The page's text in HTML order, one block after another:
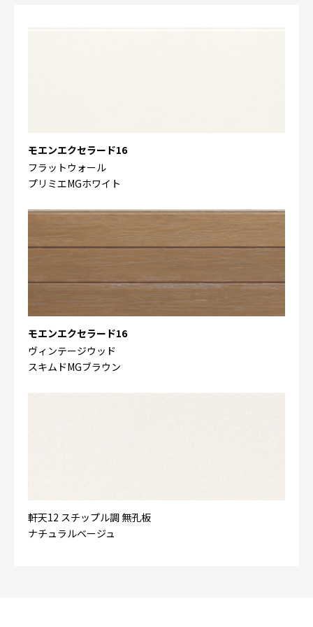
モエンエクセラード16
フラットウォール
プリミエMGホワイト
モエンエクセラード16
ヴィンテージウッド
スキムドMGブラウン
軒天12 スチップル調 無孔板
ナチュラルベージュ